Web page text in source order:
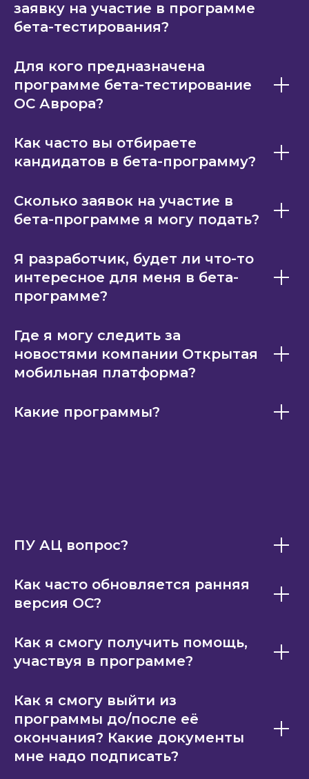
заявку на участие в программе
бета-тестирования?
Для кого предназначена
программе бета-тестирование
ОС Аврора?
Как часто вы отбираете
кандидатов в бета-программу?
Сколько заявок на участие в
бета-программе я могу подать?
Я разработчик, будет ли что-то
интересное для меня в бета-
программе?
Где я могу следить за
новостями компании Открытая
мобильная платформа?
Какие программы?
ПУ АЦ вопрос?
Как часто обновляется ранняя
версия ОС?
Как я смогу получить помощь,
участвуя в программе?
Как я смогу выйти из
программы до/после её
окончания? Какие документы
мне надо подписать?